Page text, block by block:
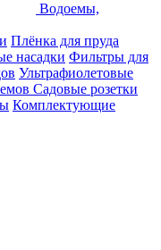
Водоемы,
Плёнка для пруда
насадки Фильтры для
Ультрафиолетовые
Садовые розетки
Комплектующие